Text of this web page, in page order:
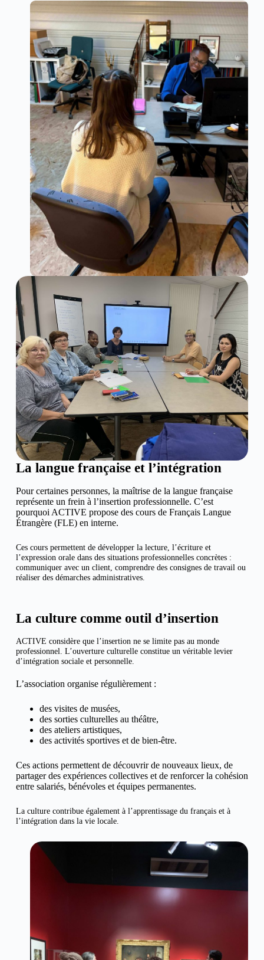
La langue française et l’intégration
Pour certaines personnes, la maîtrise de la langue française
représente un frein à l’insertion professionnelle. C’est
pourquoi ACTIVE propose des cours de Français Langue
Étrangère (FLE) en interne.
Ces cours permettent de développer la lecture, l’écriture et
l’expression orale dans des situations professionnelles concrètes :
communiquer avec un client, comprendre des consignes de travail ou
réaliser des démarches administratives.
La culture comme outil d’insertion
ACTIVE considère que l’insertion ne se limite pas au monde
professionnel. L’ouverture culturelle constitue un véritable levier
d’intégration sociale et personnelle.
L’association organise régulièrement :
des visites de musées,
des sorties culturelles au théâtre,
des ateliers artistiques,
des activités sportives et de bien-être.
Ces actions permettent de découvrir de nouveaux lieux, de
partager des expériences collectives et de renforcer la cohésion
entre salariés, bénévoles et équipes permanentes.
La culture contribue également à l’apprentissage du français et à
l’intégration dans la vie locale.